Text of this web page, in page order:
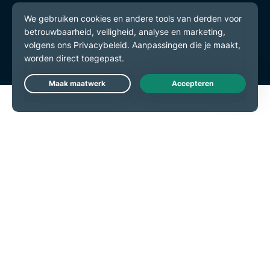
Privacybeleid
Gebruiksvoorwaarden
Cookievoorkeuren
Live Chat